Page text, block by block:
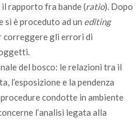
il rapporto fra bande (ratio). Dopo
si è proceduto ad un editing
correggere gli errori di
del bosco: le relazioni tra il
l’esposizione e la pendenza
condotte in ambiente
l’analisi legata alla